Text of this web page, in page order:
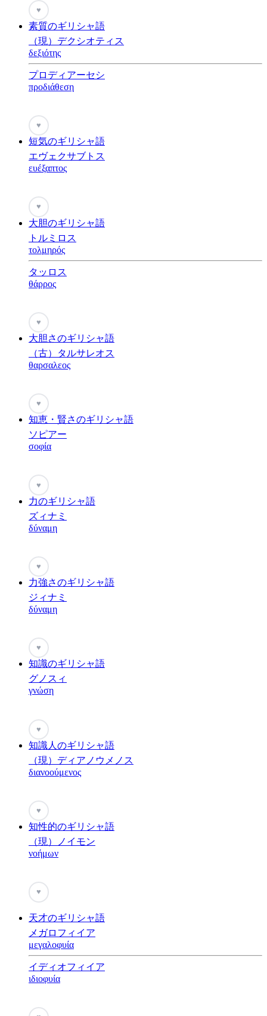
♥
素質のギリシャ語
（現）デクシオティス
δεξιότης
プロディアーセシ
προδιάθεση
♥
短気のギリシャ語
エヴェクサブトス
ευέξαπτος
♥
大胆のギリシャ語
トルミロス
τολμηρός
タッロス
θάρρος
♥
大胆さのギリシャ語
（古）タルサレオス
θαρσαλεος
♥
知恵・賢さのギリシャ語
ソピアー
σοφία
♥
力のギリシャ語
ズィナミ
δύναμη
♥
力強さのギリシャ語
ジィナミ
δύναμη
♥
知識のギリシャ語
グノスィ
γνώση
♥
知識人のギリシャ語
（現）ディアノウメノス
διανοούμενος
♥
知性的のギリシャ語
（現）ノイモン
νοήμων
♥
天才のギリシャ語
メガロフィイア
μεγαλοφυία
イディオフィイア
ιδιοφυία